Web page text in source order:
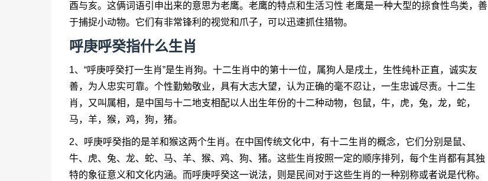
酉与亥。这俩词语引申出来的意思为老鹰。老鹰的特点和生活习性 老鹰是一种大型的掠食性鸟类，善
于捕捉小动物。它们有非常锋利的视觉和爪子，可以迅速抓住猎物。
呼庚呼癸指什么生肖
1、“呼庚呼癸打一生肖”是生肖狗。十二生肖中的第十一位，属狗人是戌土，生性纯朴正直，诚实友
善，为人忠实可靠。个性勤勉敬业，具有大志大望，认为正确的毫不忍让，一生忠诚尽责。十二生
肖，又叫属相，是中国与十二地支相配以人出生年份的十二种动物，包鼠，牛，虎，兔，龙，蛇，
马，羊，猴，鸡，狗，猪。
2、呼庚呼癸指的是羊和猴这两个生肖。在中国传统文化中，有十二生肖的概念，它们分别是鼠、
牛、虎、兔、龙、蛇、马、羊、猴、鸡、狗、猪。这些生肖按照一定的顺序排列，每个生肖都有其独
特的象征意义和文化内涵。而呼庚呼癸这一说法，则是民间对于这些生肖的一种别称或者说是代称。